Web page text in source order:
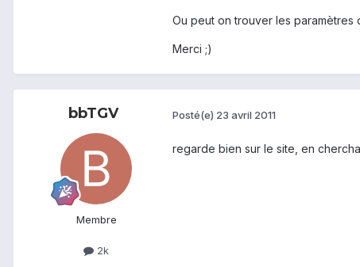
Ou peut on trouver les paramètres
Merci ;)
bbTGV
Membre
2k
Posté(e) 23 avril 2011
regarde bien sur le site, en